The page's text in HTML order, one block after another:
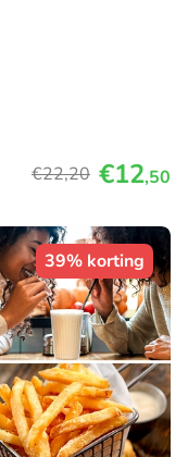
€22,20 €12,50
39% korting